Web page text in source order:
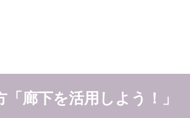
廊下を活用しよう！」